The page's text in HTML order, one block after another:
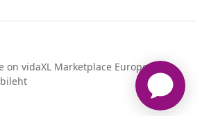
vidaXL Marketplace Europe B.V.